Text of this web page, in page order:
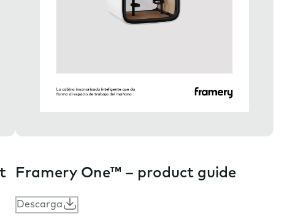
Framery One™ – product guide
Descarga